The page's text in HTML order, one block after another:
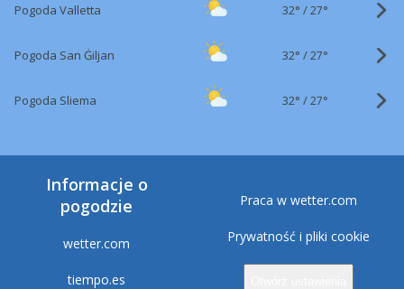
Pogoda Valletta 32° /27°
Pogoda San Ġiljan 32° /27°
Pogoda Sliema 32° /27°
Informacje o
pogodzie
wetter.com
tiempo.es
Praca w wetter.com
Prywatność i pliki cookie